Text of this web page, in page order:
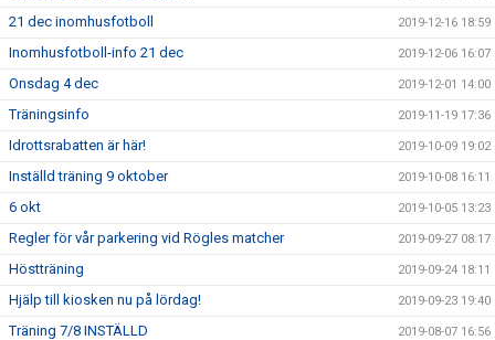
21 dec inomhusfotboll 2019-12-16 18:59
Inomhusfotboll-info 21 dec 2019-12-06 16:07
Onsdag 4 dec 2019-12-01 14:00
Träningsinfo 2019-11-19 17:36
Idrottsrabatten är här! 2019-10-09 19:02
Inställd träning 9 oktober 2019-10-08 16:11
6 okt 2019-10-05 13:23
Regler för vår parkering vid Rögles matcher 2019-09-27 08:17
Höstträning 2019-09-24 18:11
Hjälp till kiosken nu på lördag! 2019-09-23 19:40
Träning 7/8 INSTÄLLD 2019-08-07 16:56